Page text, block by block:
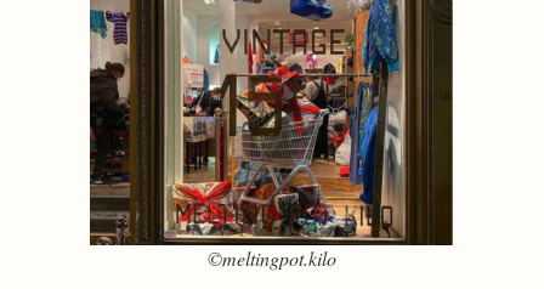
©meltingpot.kilo